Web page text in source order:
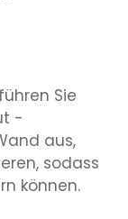
Sie
-
aus,
sodass
können.